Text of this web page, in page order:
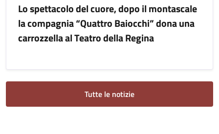
Lo spettacolo del cuore, dopo il montascale
la compagnia “Quattro Baiocchi” dona una
carrozzella al Teatro della Regina
Tutte le notizie